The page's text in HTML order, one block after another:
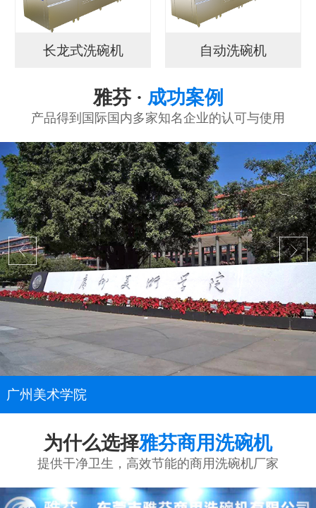
长龙式洗碗机 自动洗碗机
雅芬 · 成功案例
产品得到国际国内多家知名企业的认可与使用
广州美术学院
为什么选择雅芬商用洗碗机
提供干净卫生，高效节能的商用洗碗机厂家